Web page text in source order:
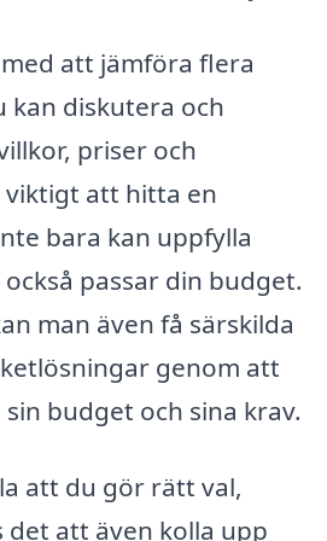
att jämföra flera
diskutera och
priser och
viktigt att hitta en
bara kan uppfylla
passar din budget.
man även få särskilda
genom att
budget och sina krav.
att du gör rätt val,
att även kolla upp